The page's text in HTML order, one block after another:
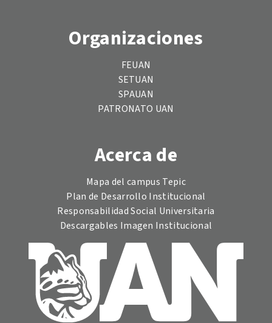
Organizaciones
FEUAN
SETUAN
SPAUAN
PATRONATO UAN
Acerca de
Mapa del campus Tepic
Plan de Desarrollo Institucional
Responsabilidad Social Universitaria
Descargables Imagen Institucional